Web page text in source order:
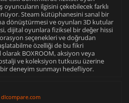
oyuncuların ilgisini çekebilecek farklı
Steam kütüphanesini sanal bir
dönüştürmesi ve oyunları 3D kutular
dijital oyunlara fiziksel bir değer hissi
seçenekleri ve doğrudan
özelliği de bu fikri
BOXROOM, aksiyon veya
ve koleksiyon tutkusu üzerine
deneyim sunmayı hedefliyor.
dlcompare.com